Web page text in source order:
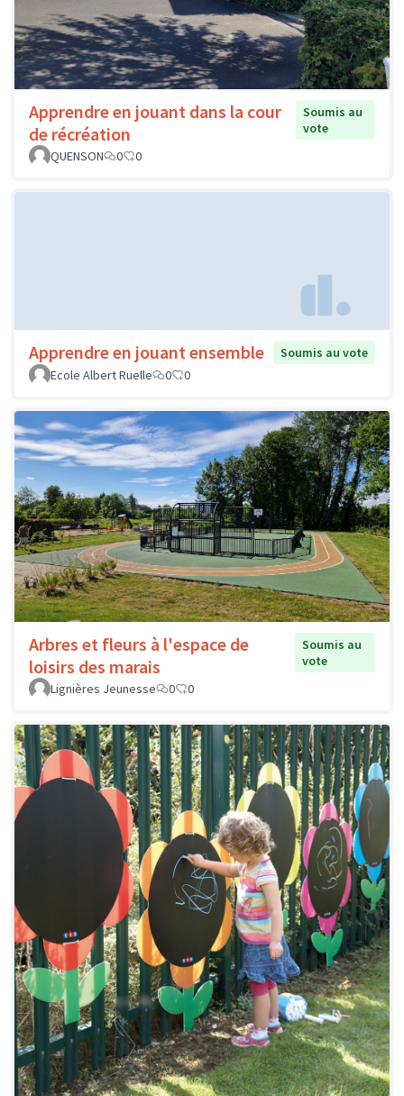
Apprendre en jouant dans la cour
de récréation
Soumis au
vote
QUENSON
0 0
Apprendre en jouant ensemble
Soumis au vote
Ecole Albert Ruelle
0 0
Arbres et fleurs à l'espace de
loisirs des marais
Soumis au
vote
Lignières Jeunesse
0 0